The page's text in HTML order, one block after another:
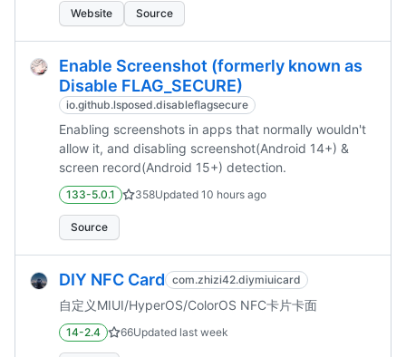
Website Source
Enable Screenshot (formerly known as
Disable FLAG_SECURE)
io.github.lsposed.disableflagsecure
Enabling screenshots in apps that normally wouldn't
allow it, and disabling screenshot(Android 14+) &
screen record(Android 15+) detection.
133-5.0.1 358Updated 10 hours ago
Source
DIY NFC Card com.zhizi42.diymiuicard
自定义MIUI/HyperOS/ColorOS NFC卡片卡面
14-2.4 66Updated last week